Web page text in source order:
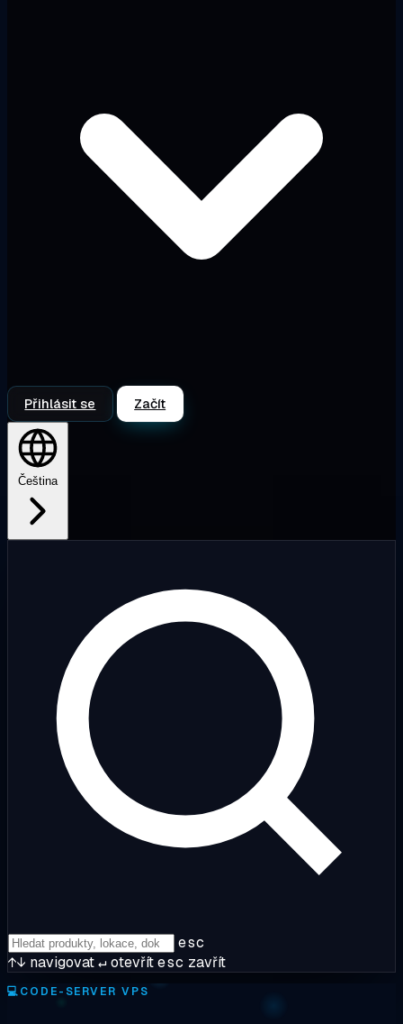
Přihlásit se Začít
Čeština
esc
↑↓ navigovat↵otevřítesc zavřít
💻CODE-SERVER VPS